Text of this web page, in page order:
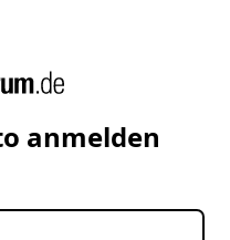
anmelden